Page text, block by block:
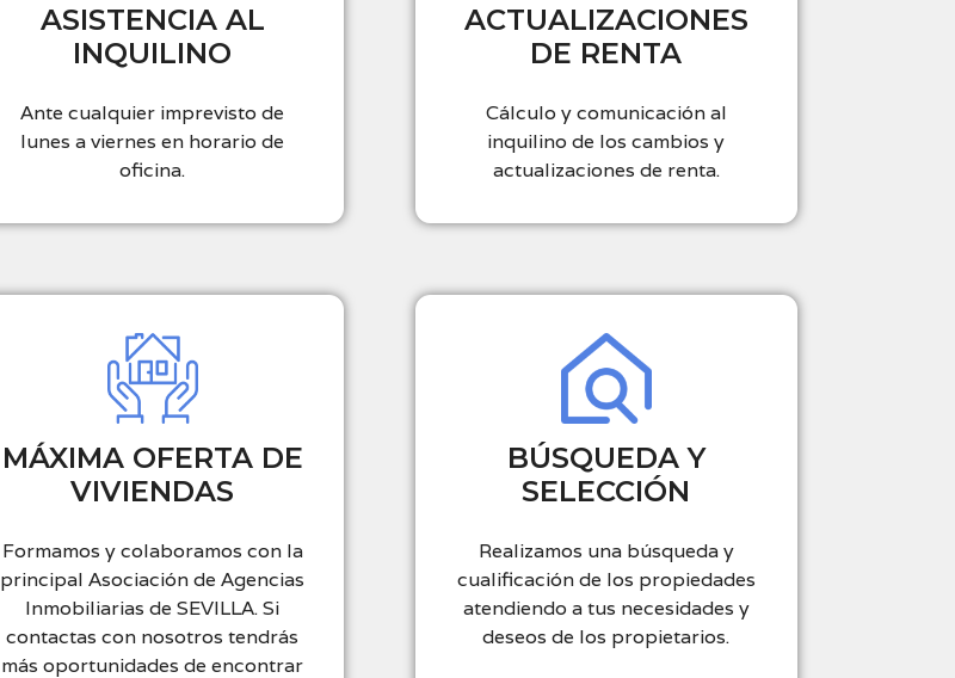
ASISTENCIA AL
INQUILINO
Ante cualquier imprevisto de
lunes a viernes en horario de
oficina.
ACTUALIZACIONES
DE RENTA
Cálculo y comunicación al
inquilino de los cambios y
actualizaciones de renta.
MÁXIMA OFERTA DE
VIVIENDAS
Formamos y colaboramos con la
principal Asociación de Agencias
Inmobiliarias de SEVILLA. Si
contactas con nosotros tendrás
más oportunidades de encontrar
BÚSQUEDA Y
SELECCIÓN
Realizamos una búsqueda y
cualificación de los propiedades
atendiendo a tus necesidades y
deseos de los propietarios.